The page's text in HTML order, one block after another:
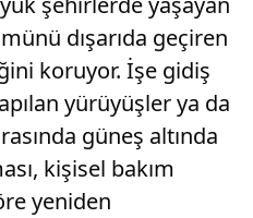
dışarıda geçiren
koruyor. İşe gidiş
yürüyüşler ya da
güneş altında
kişisel bakım
yeniden